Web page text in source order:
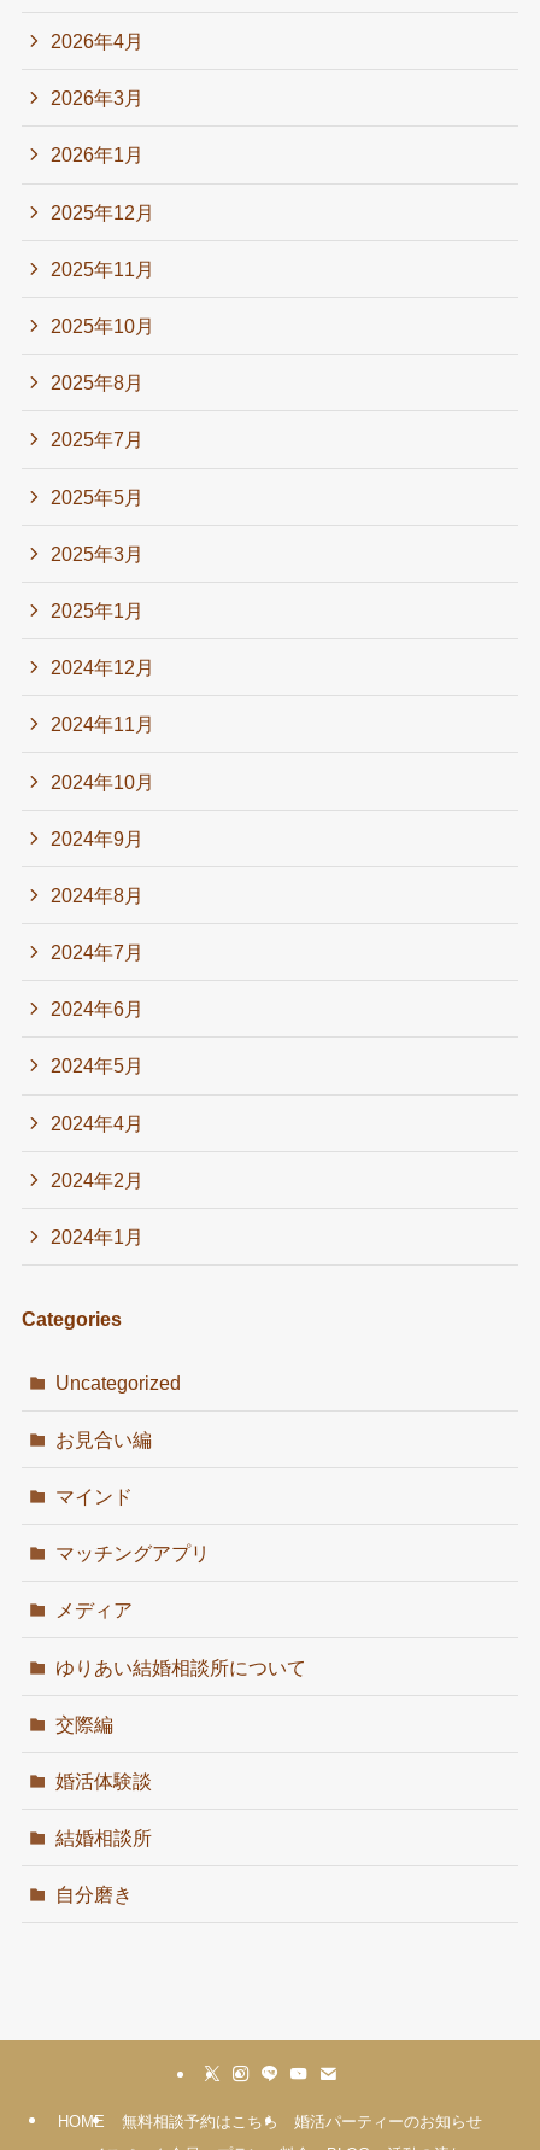
2026年4月
2026年3月
2026年1月
2025年12月
2025年11月
2025年10月
2025年8月
2025年7月
2025年5月
2025年3月
2025年1月
2024年12月
2024年11月
2024年10月
2024年9月
2024年8月
2024年7月
2024年6月
2024年5月
2024年4月
2024年2月
2024年1月
Categories
Uncategorized
お見合い編
マインド
マッチングアプリ
メディア
ゆりあい結婚相談所について
交際編
婚活体験談
結婚相談所
自分磨き
HOME 無料相談予約はこちら
婚活パーティーのお知らせ